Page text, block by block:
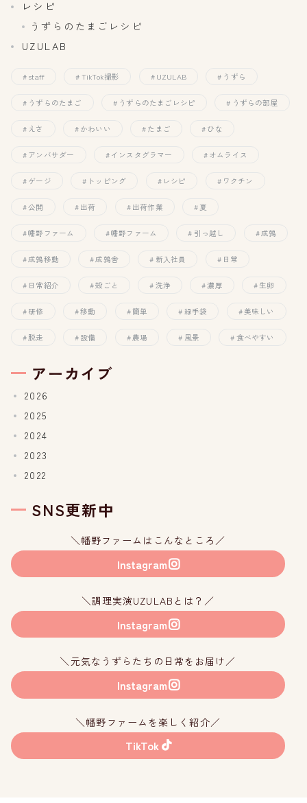
レシピ
うずらのたまごレシピ
UZULAB
staff TikTok撮影 UZULAB うずら
うずらのたまご うずらのたまごレシピ うずらの部屋
えさ かわいい たまご ひな
アンバサダー インスタグラマー オムライス
ゲージ トッピング レシピ ワクチン
公開 出荷 出荷作業 夏
幡野ファーム 幡野ファーム 引っ越し 成鶉
成鶉移動 成鶉舎 新入社員 日常
日常紹介 殻ごと 洗浄 濃厚 生卵
研修 移動 簡単 緑手袋 美味しい
脱走 設備 農場 風景 食べやすい
アーカイブ
2026
2025
2024
2023
2022
SNS更新中
＼幡野ファームはこんなところ／
Instagram
＼調理実演UZULABとは？／
Instagram
＼元気なうずらたちの日常をお届け／
Instagram
＼幡野ファームを楽しく紹介／
TikTok